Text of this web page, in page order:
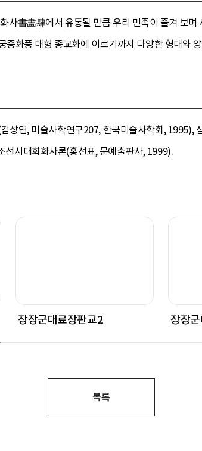
사書畵肆에서 유통될 만큼 우리 민족이 즐겨 보
중화풍 대형 종교화에 이르기까지 다양한 형태와
상엽, 미술사학연구207, 한국미술사학회, 1995),
선시대회화사론(홍선표, 문예출판사, 1999).
장장군대료장판교2 장장
목록